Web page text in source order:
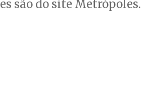
são do site Metrópoles.